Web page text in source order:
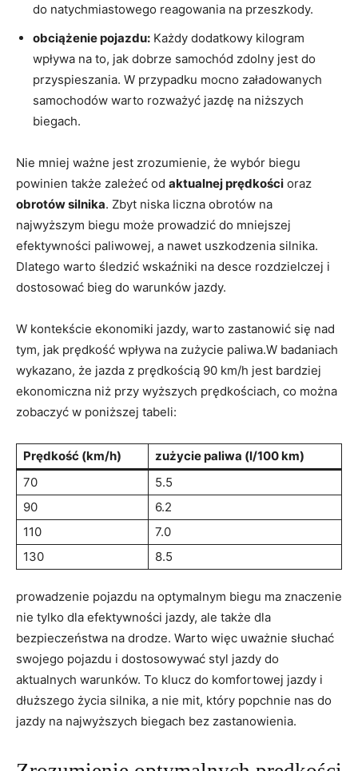
do natychmiastowego reagowania na przeszkody.
obciążenie pojazdu: Każdy dodatkowy kilogram
wpływa na to, jak dobrze samochód zdolny jest do
przyspieszania. W przypadku mocno załadowanych
samochodów warto rozważyć jazdę na niższych
biegach.
Nie mniej ważne jest zrozumienie, że wybór biegu
powinien także zależeć od aktualnej prędkości oraz
obrotów silnika. Zbyt niska liczna obrotów na
najwyższym biegu może prowadzić do mniejszej
efektywności paliwowej, a nawet uszkodzenia silnika.
Dlatego warto śledzić wskaźniki na desce rozdzielczej i
dostosować bieg do warunków jazdy.
W kontekście ekonomiki jazdy, warto zastanowić się nad
tym, jak prędkość wpływa na zużycie paliwa.W badaniach
wykazano, że jazda z prędkością 90 km/h jest bardziej
ekonomiczna niż przy wyższych prędkościach, co można
zobaczyć w poniższej tabeli:
Prędkość (km/h)
zużycie paliwa (l/100 km)
70
5.5
90
6.2
110
7.0
130
8.5
prowadzenie pojazdu na optymalnym biegu ma znaczenie
nie tylko dla efektywności jazdy, ale także dla
bezpieczeństwa na drodze. Warto więc uważnie słuchać
swojego pojazdu i dostosowywać styl jazdy do
aktualnych warunków. To klucz do komfortowej jazdy i
dłuższego życia silnika, a nie mit, który popchnie nas do
jazdy na najwyższych biegach bez zastanowienia.